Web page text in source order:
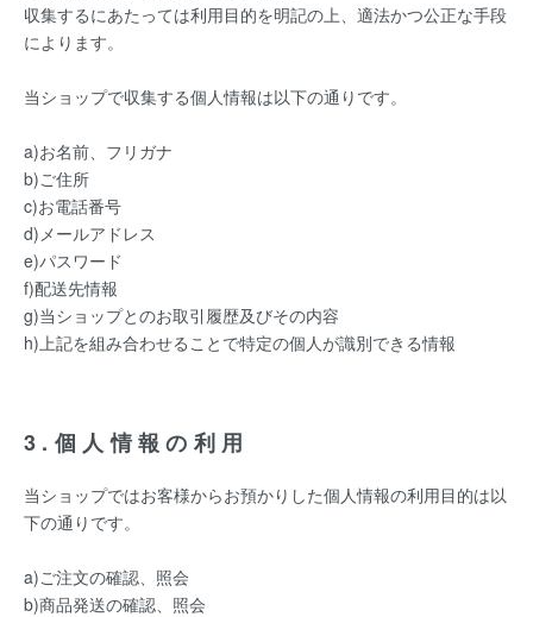
収集するにあたっては利用目的を明記の上、適法かつ公正な手段
によります。
当ショップで収集する個人情報は以下の通りです。
a)お名前、フリガナ
b)ご住所
c)お電話番号
d)メールアドレス
e)パスワード
f)配送先情報
g)当ショップとのお取引履歴及びその内容
h)上記を組み合わせることで特定の個人が識別できる情報
3.個人情報の利用
当ショップではお客様からお預かりした個人情報の利用目的は以
下の通りです。
a)ご注文の確認、照会
b)商品発送の確認、照会